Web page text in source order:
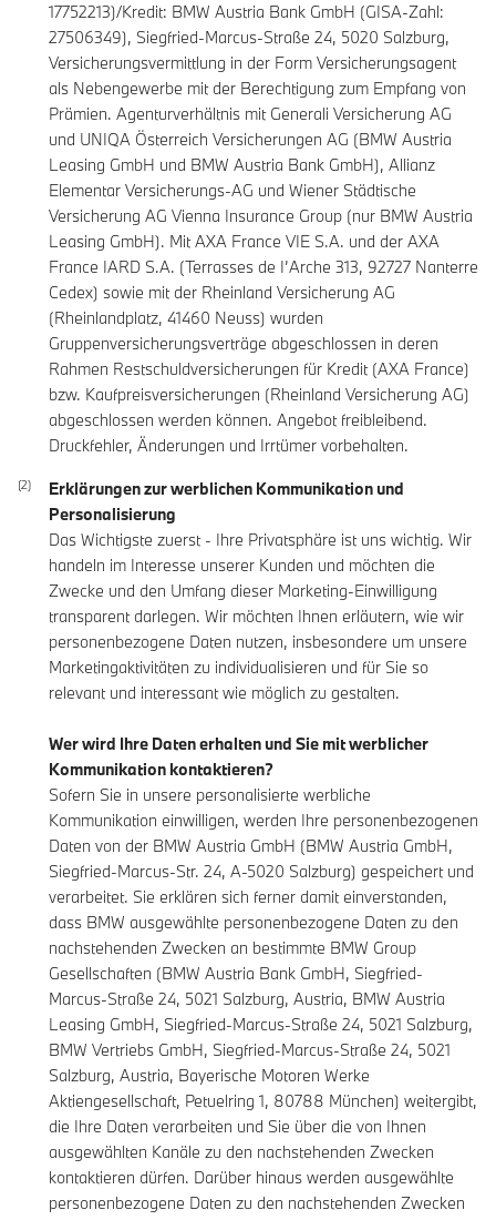
17752213)/Kredit: BMW Austria Bank GmbH (GISA-Zahl:
27506349), Siegfried-Marcus-Straße 24, 5020 Salzburg,
Versicherungsvermittlung in der Form Versicherungsagent
als Nebengewerbe mit der Berechtigung zum Empfang von
Prämien. Agenturverhältnis mit Generali Versicherung AG
und UNIQA Österreich Versicherungen AG (BMW Austria
Leasing GmbH und BMW Austria Bank GmbH), Allianz
Elementar Versicherungs-AG und Wiener Städtische
Versicherung AG Vienna Insurance Group (nur BMW Austria
Leasing GmbH). Mit AXA France VIE S.A. und der AXA
France IARD S.A. (Terrasses de I’Arche 313, 92727 Nanterre
Cedex) sowie mit der Rheinland Versicherung AG
(Rheinlandplatz, 41460 Neuss) wurden
Gruppenversicherungsverträge abgeschlossen in deren
Rahmen Restschuldversicherungen für Kredit (AXA France)
bzw. Kaufpreisversicherungen (Rheinland Versicherung AG)
abgeschlossen werden können. Angebot freibleibend.
Druckfehler, Änderungen und Irrtümer vorbehalten.
Erklärungen zur werblichen Kommunikation und
Personalisierung
Das Wichtigste zuerst - Ihre Privatsphäre ist uns wichtig. Wir
handeln im Interesse unserer Kunden und möchten die
Zwecke und den Umfang dieser Marketing-Einwilligung
transparent darlegen. Wir möchten Ihnen erläutern, wie wir
personenbezogene Daten nutzen, insbesondere um unsere
Marketingaktivitäten zu individualisieren und für Sie so
relevant und interessant wie möglich zu gestalten.
Wer wird Ihre Daten erhalten und Sie mit werblicher
Kommunikation kontaktieren?
Sofern Sie in unsere personalisierte werbliche
Kommunikation einwilligen, werden Ihre personenbezogenen
Daten von der BMW Austria GmbH (BMW Austria GmbH,
Siegfried-Marcus-Str. 24, A-5020 Salzburg) gespeichert und
verarbeitet. Sie erklären sich ferner damit einverstanden,
dass BMW ausgewählte personenbezogene Daten zu den
nachstehenden Zwecken an bestimmte BMW Group
Gesellschaften (BMW Austria Bank GmbH, Siegfried-
Marcus-Straße 24, 5021 Salzburg, Austria, BMW Austria
Leasing GmbH, Siegfried-Marcus-Straße 24, 5021 Salzburg,
BMW Vertriebs GmbH, Siegfried-Marcus-Straße 24, 5021
Salzburg, Austria, Bayerische Motoren Werke
Aktiengesellschaft, Petuelring 1, 80788 München) weitergibt,
die Ihre Daten verarbeiten und Sie über die von Ihnen
ausgewählten Kanäle zu den nachstehenden Zwecken
kontaktieren dürfen. Darüber hinaus werden ausgewählte
personenbezogene Daten zu den nachstehenden Zwecken